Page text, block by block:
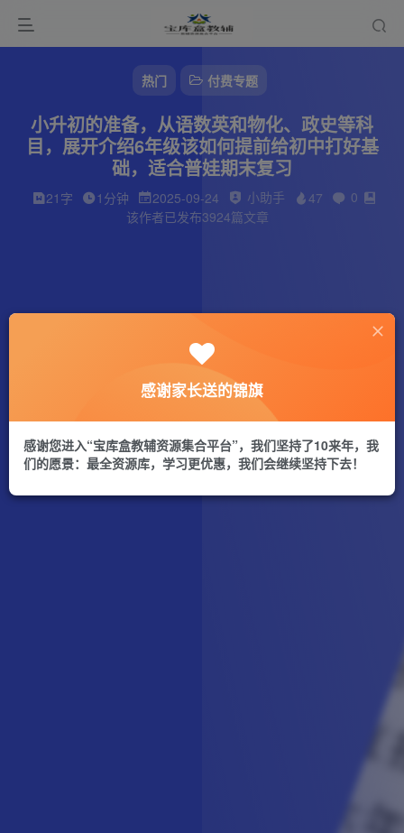
热门 付费专题
小升初的准备，从语数英和物化、政史等科
目，展开介绍6年级该如何提前给初中打好基
础，适合普娃期末复习
21字 1分钟 2025-09-24 小助手 47
0
该作者已发布3924篇文章
感谢家长送的锦旗
感谢您进入“宝库盒教辅资源集合平台”，我们坚持了10来年，我
们的愿景：最全资源库，学习更优惠，我们会继续坚持下去！